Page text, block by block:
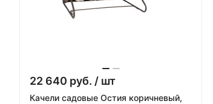
22 640 руб. / шт
Качели садовые Остия коричневый,